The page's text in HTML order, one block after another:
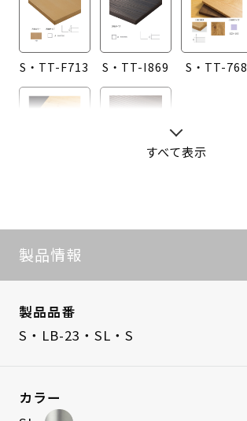
S・TT-F713 S・TT-I869 S・TT-768
すべて表示
製品情報
製品品番
S・LB-23・SL・S
カラー